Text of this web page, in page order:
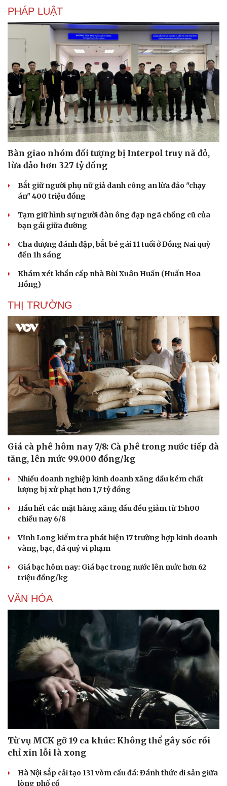
Du lịch
Tư vấn
Săn Tour
check-in
Podcast
Câu chuyện thời sự
Đọc truyện đêm khuya
Cửa sổ tình yêu
Kể chuyện cho bé
Hạt giống tâm hồn
PHÁP LUẬT
Bàn giao nhóm đối tượng bị Interpol truy nã đỏ,
lừa đảo hơn 327 tỷ đồng
Bắt giữ người phụ nữ giả danh công an lừa đảo "chạy
án" 400 triệu đồng
Tạm giữ hình sự người đàn ông đạp ngã chồng cũ của
bạn gái giữa đường
Cha dượng đánh đập, bắt bé gái 11 tuổi ở Đồng Nai quỳ
đến 1h sáng
Khám xét khẩn cấp nhà Bùi Xuân Huấn (Huấn Hoa
Hồng)
THỊ TRƯỜNG
Giá cà phê hôm nay 7/8: Cà phê trong nước tiếp đà
tăng, lên mức 99.000 đồng/kg
Nhiều doanh nghiệp kinh doanh xăng dầu kém chất
lượng bị xử phạt hơn 1,7 tỷ đồng
Hầu hết các mặt hàng xăng dầu đều giảm từ 15h00
chiều nay 6/8
Vĩnh Long kiểm tra phát hiện 17 trường hợp kinh doanh
vàng, bạc, đá quý vi phạm
Giá bạc hôm nay: Giá bạc trong nước lên mức hơn 62
triệu đồng/kg
VĂN HÓA
Từ vụ MCK gỡ 19 ca khúc: Không thể gây sốc rồi
chỉ xin lỗi là xong
Hà Nội sắp cải tạo 131 vòm cầu đá: Đánh thức di sản giữa
lòng phố cổ